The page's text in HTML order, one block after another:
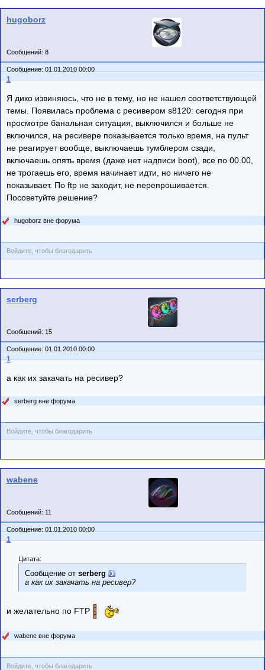
hugoborz
Сообщений: 8
Сообщение: 01.01.2010 00:00
1
Я дико извиняюсь, что не в тему, но не нашел соответствующей
темы. Появилась проблема с ресивером s8120: сегодня при
просмотре банальная ситуация, выключился и больше не
включился, на ресивере показывается только время, на пульт
не реагирует вообще, выключаешь тумблером сзади,
включаешь опять время (даже нет надписи boot), все по 00.00,
не трогаешь его, время начинает идти, но ничего не
показывает. По ftp не заходит, не перепрошивается.
Посоветуйте решение?
hugoborz вне форума
Войдите, чтобы благодарить
serberg
Сообщений: 15
Сообщение: 01.01.2010 00:00
1
а как их закачать на ресивер?
serberg вне форума
Войдите, чтобы благодарить
wabene
Сообщений: 11
Сообщение: 01.01.2010 00:00
1
Цитата:
Сообщение от serberg
а как их закачать на ресивер?
и желательно по FTP
wabene вне форума
Войдите, чтобы благодарить